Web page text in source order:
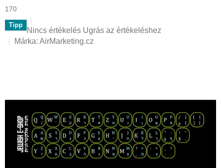
170
Tipp
A
termék
Nincs értékelés Ugrás az értékeléshez
Márka: AirMarketing.cz